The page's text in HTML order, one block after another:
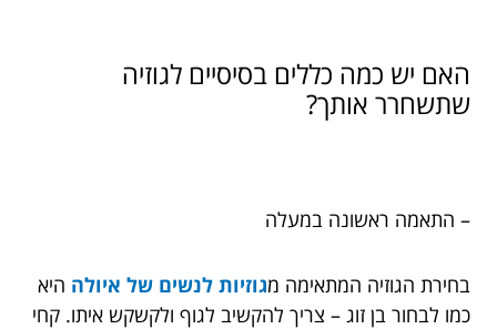
האם יש כמה כללים בסיסיים לגוזיה
שתשחרר אותך?
– התאמה ראשונה במעלה
בחירת הגוזיה המתאימה מגוזיות לנשים של איולה היא
כמו לבחור בן זוג – צריך להקשיב לגוף ולקשקש איתו. קחי